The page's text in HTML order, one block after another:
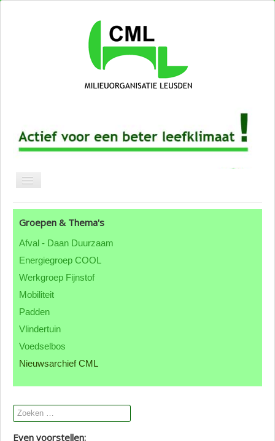
Blog CML
Over CML
ANBI
Contact CML
Groepen & Thema's
Afval - Daan Duurzaam
Energiegroep COOL
Werkgroep Fijnstof
Mobiliteit
Padden
Vlindertuin
Voedselbos
Nieuwsarchief CML
Even voorstellen: